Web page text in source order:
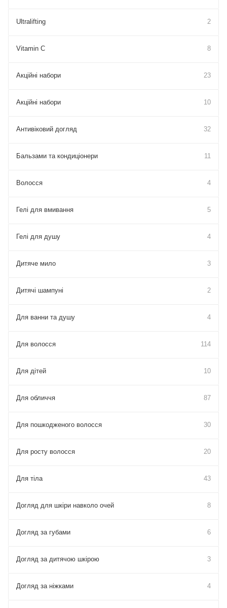
Ultralifting 2
Vitamin C 8
Акційні набори 23
Акційні набори 10
Антивіковий догляд 32
Бальзами та кондиціонери 11
Волосся 4
Гелі для вмивання 5
Гелі для душу 4
Дитяче мило 3
Дитячі шампуні 2
Для ванни та душу 4
Для волосся 114
Для дітей 10
Для обличчя 87
Для пошкодженого волосся 30
Для росту волосся 20
Для тіла 43
Догляд для шкіри навколо очей 8
Догляд за губами 6
Догляд за дитячою шкірою 3
Догляд за ніжками 4